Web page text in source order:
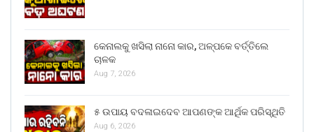
କେନାଲକୁ ଖସିଲା ନାନୋ କାର, ଅଳ୍ପକେ ବର୍ତ୍ତିଲେ
ଚାଳକ
Aug 7, 2026
୫ ଉପାୟ ବଦଳାଇଦେବ ଆପଣଙ୍କ ଆର୍ଥିକ ପରିସ୍ଥିତି
Aug 6, 2026